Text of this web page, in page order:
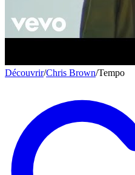
Découvrir/Chris Brown/Tempo